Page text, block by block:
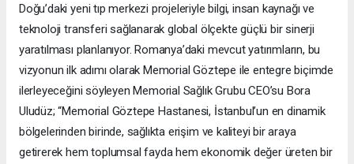
Doğu’daki yeni tıp merkezi projeleriyle bilgi, insan kaynağı ve
teknoloji transferi sağlanarak global ölçekte güçlü bir sinerji
yaratılması planlanıyor. Romanya’daki mevcut yatırımların, bu
vizyonun ilk adımı olarak Memorial Göztepe ile entegre biçimde
ilerleyeceğini söyleyen Memorial Sağlık Grubu CEO’su Bora
Uludüz; “Memorial Göztepe Hastanesi, İstanbul’un en dinamik
bölgelerinden birinde, sağlıkta erişim ve kaliteyi bir araya
getirerek hem toplumsal fayda hem ekonomik değer üreten bir